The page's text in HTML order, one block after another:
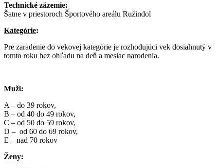
Technické zázemie:
Šatne v priestoroch Športového areálu Ružindol
Kategórie:
Pre zaradenie do vekovej kategórie je rozhodujúci vek dosiahnutý v
tomto roku bez ohľadu na deň a mesiac narodenia.
Muži:
A – do 39 rokov,
B – od 40 do 49 rokov,
C – od 50 do 59 rokov,
D – od 60 do 69 rokov,
E – nad 70 rokov
Ženy: